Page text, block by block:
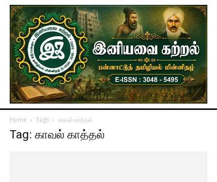
Home Tags காவல் காத்தல்
Tag: காவல் காத்தல்